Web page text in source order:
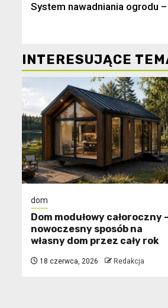
Reading
System nawadniania ogrodu
INTERESUJĄCE
dom
Dom modułowy całoroczny –
nowoczesny sposób na
własny dom przez cały rok
18 czerwca, 2026 Redakcja